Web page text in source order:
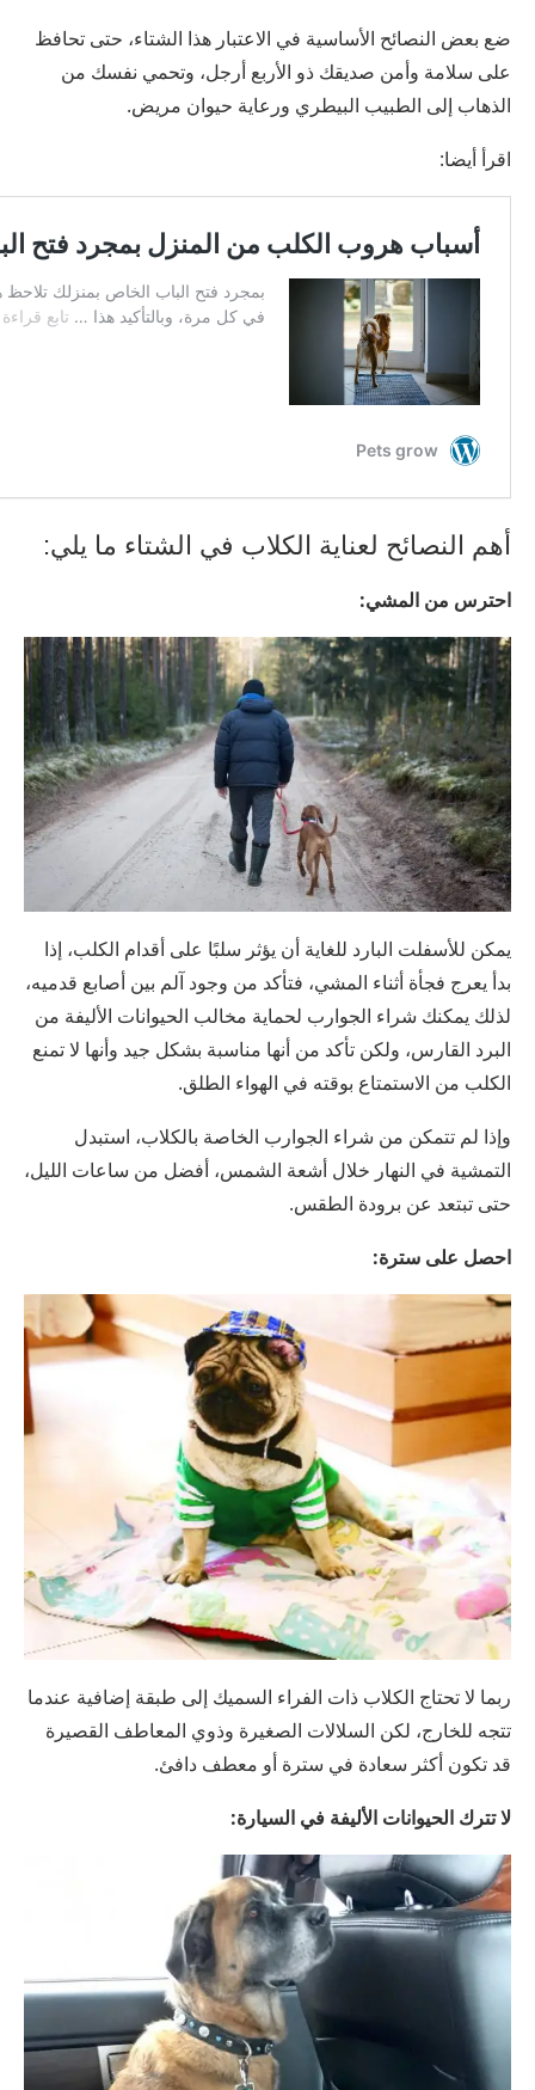
ضع بعض النصائح الأساسية في الاعتبار هذا الشتاء، حتى تحافظ
على سلامة وأمن صديقك ذو الأربع أرجل، وتحمي نفسك من
الذهاب إلى الطبيب البيطري ورعاية حيوان مريض.
اقرأ أيضا:
أهم النصائح لعناية الكلاب في الشتاء ما يلي:
احترس من المشي:
يمكن للأسفلت البارد للغاية أن يؤثر سلبًا على أقدام الكلب، إذا
بدأ يعرج فجأة أثناء المشي، فتأكد من وجود آلم بين أصابع قدميه،
لذلك يمكنك شراء الجوارب لحماية مخالب الحيوانات الأليفة من
البرد القارس، ولكن تأكد من أنها مناسبة بشكل جيد وأنها لا تمنع
الكلب من الاستمتاع بوقته في الهواء الطلق.
وإذا لم تتمكن من شراء الجوارب الخاصة بالكلاب، استبدل
التمشية في النهار خلال أشعة الشمس، أفضل من ساعات الليل،
حتى تبتعد عن برودة الطقس.
احصل على سترة:
ربما لا تحتاج الكلاب ذات الفراء السميك إلى طبقة إضافية عندما
تتجه للخارج، لكن السلالات الصغيرة وذوي المعاطف القصيرة
قد تكون أكثر سعادة في سترة أو معطف دافئ.
لا تترك الحيوانات الأليفة في السيارة: